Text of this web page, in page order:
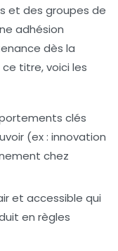
et des groupes de
adhésion
dès la
titre, voici les
clés
(ex : innovation
chez
et accessible qui
en règles